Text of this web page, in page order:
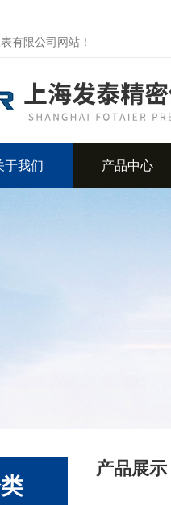
有限公司网站！
于我们 产品中心
产品展示